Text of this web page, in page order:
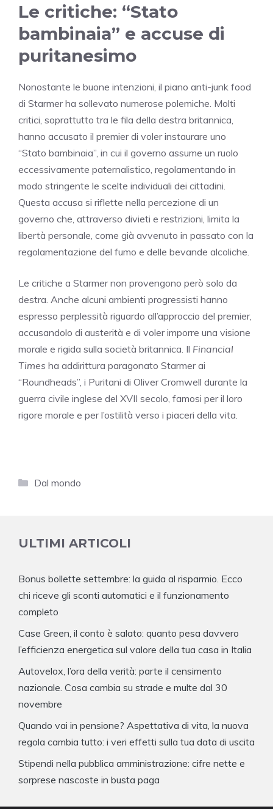
Le critiche: “Stato
bambinaia” e accuse di
puritanesimo
Nonostante le buone intenzioni, il piano anti-junk food
di Starmer ha sollevato numerose polemiche. Molti
critici, soprattutto tra le fila della destra britannica,
hanno accusato il premier di voler instaurare uno
“Stato bambinaia”, in cui il governo assume un ruolo
eccessivamente paternalistico, regolamentando in
modo stringente le scelte individuali dei cittadini.
Questa accusa si riflette nella percezione di un
governo che, attraverso divieti e restrizioni, limita la
libertà personale, come già avvenuto in passato con la
regolamentazione del fumo e delle bevande alcoliche.
Le critiche a Starmer non provengono però solo da
destra. Anche alcuni ambienti progressisti hanno
espresso perplessità riguardo all’approccio del premier,
accusandolo di austerità e di voler imporre una visione
morale e rigida sulla società britannica. Il Financial
Times ha addirittura paragonato Starmer ai
“Roundheads”, i Puritani di Oliver Cromwell durante la
guerra civile inglese del XVII secolo, famosi per il loro
rigore morale e per l’ostilità verso i piaceri della vita.
Categorie
Dal mondo
ULTIMI ARTICOLI
Bonus bollette settembre: la guida al risparmio. Ecco
chi riceve gli sconti automatici e il funzionamento
completo
Case Green, il conto è salato: quanto pesa davvero
l’efficienza energetica sul valore della tua casa in Italia
Autovelox, l’ora della verità: parte il censimento
nazionale. Cosa cambia su strade e multe dal 30
novembre
Quando vai in pensione? Aspettativa di vita, la nuova
regola cambia tutto: i veri effetti sulla tua data di uscita
Stipendi nella pubblica amministrazione: cifre nette e
sorprese nascoste in busta paga